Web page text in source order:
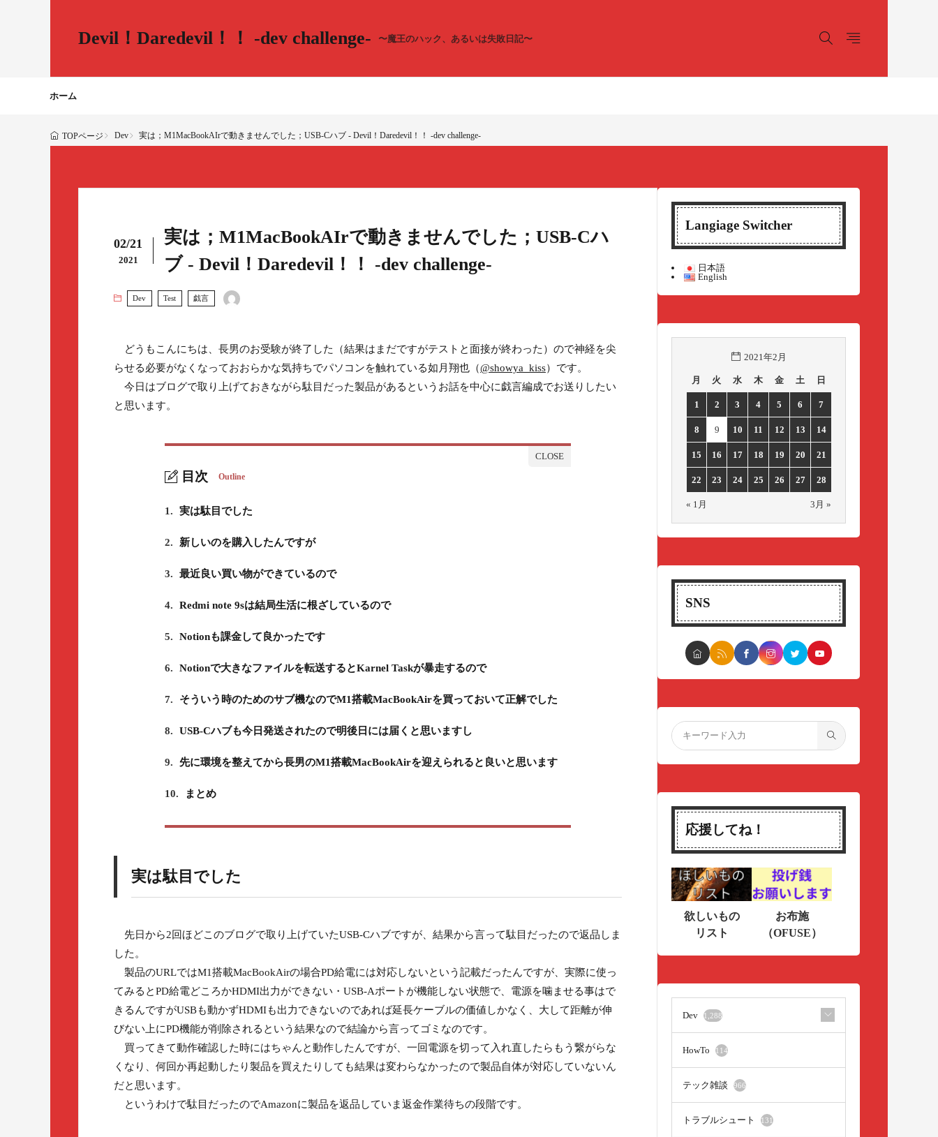
Devil！Daredevil！！ -dev challenge- 〜魔王のハック、あるいは失敗日記〜
ホーム
TOPページ Dev 実は；M1MacBookAIrで動きませんでした；USB-Cハブ - Devil！Daredevil！！ -dev challenge-
02/21
2021
実は；M1MacBookAIrで動きませんでした；USB-Cハ
ブ - Devil！Daredevil！！ -dev challenge-
Dev Test 戯言
どうもこんにちは、長男のお受験が終了した（結果はまだですがテストと面接が終わった）ので神経を尖
らせる必要がなくなっておおらかな気持ちでパソコンを触れている如月翔也（@showya_kiss）です。
今日はブログで取り上げておきながら駄目だった製品があるというお話を中心に戯言編成でお送りしたい
と思います。
目次 Outline
1. 実は駄目でした
2. 新しいのを購入したんですが
3. 最近良い買い物ができているので
4. Redmi note 9sは結局生活に根ざしているので
5. Notionも課金して良かったです
6. Notionで大きなファイルを転送するとKarnel Taskが暴走するので
7. そういう時のためのサブ機なのでM1搭載MacBookAirを買っておいて正解でした
8. USB-Cハブも今日発送されたので明後日には届くと思いますし
9. 先に環境を整えてから長男のM1搭載MacBookAirを迎えられると良いと思います
10. まとめ
実は駄目でした
先日から2回ほどこのブログで取り上げていたUSB-Cハブですが、結果から言って駄目だったので返品しま
した。
製品のURLではM1搭載MacBookAirの場合PD給電には対応しないという記載だったんですが、実際に使っ
てみるとPD給電どころかHDMI出力ができない・USB-Aポートが機能しない状態で、電源を噛ませる事はで
きるんですがUSBも動かずHDMIも出力できないのであれば延長ケーブルの価値しかなく、大して距離が伸
びない上にPD機能が削除されるという結果なので結論から言ってゴミなのです。
買ってきて動作確認した時にはちゃんと動作したんですが、一回電源を切って入れ直したらもう繋がらな
くなり、何回か再起動したり製品を買えたりしても結果は変わらなかったので製品自体が対応していないん
だと思います。
というわけで駄目だったのでAmazonに製品を返品していま返金作業待ちの段階です。
Langiage Switcher
日本語
English
2021年2月
月 火 水 木 金 土 日
1 2 3 4 5 6 7
8 9 10 11 12 13 14
15 16 17 18 19 20 21
22 23 24 25 26 27 28
« 1月 3月 »
SNS
応援してね！
欲しいもの
リスト
お布施
（OFUSE）
Dev 1,288
HowTo 114
テック雑談 966
トラブルシュート 131